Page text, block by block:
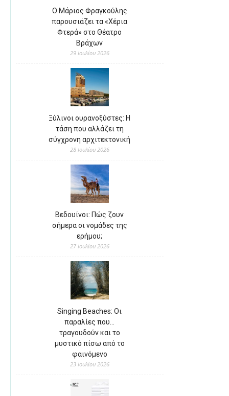
Ο Μάριος Φραγκούλης
παρουσιάζει τα «Χέρια
Φτερά» στο Θέατρο
Βράχων
29 Ιουλίου 2026
Ξύλινοι ουρανοξύστες: Η
τάση που αλλάζει τη
σύγχρονη αρχιτεκτονική
28 Ιουλίου 2026
Βεδουίνοι: Πώς ζουν
σήμερα οι νομάδες της
ερήμου;
27 Ιουλίου 2026
Singing Beaches: Οι
παραλίες που…
τραγουδούν και το
μυστικό πίσω από το
φαινόμενο
23 Ιουλίου 2026